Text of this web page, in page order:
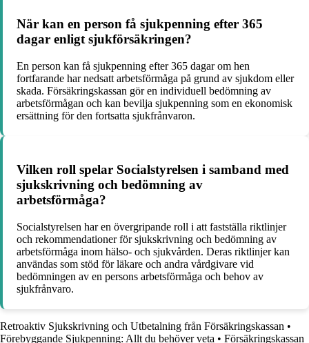
När kan en person få sjukpenning efter 365
dagar enligt sjukförsäkringen?
En person kan få sjukpenning efter 365 dagar om hen
fortfarande har nedsatt arbetsförmåga på grund av sjukdom eller
skada. Försäkringskassan gör en individuell bedömning av
arbetsförmågan och kan bevilja sjukpenning som en ekonomisk
ersättning för den fortsatta sjukfrånvaron.
Vilken roll spelar Socialstyrelsen i samband med
sjukskrivning och bedömning av
arbetsförmåga?
Socialstyrelsen har en övergripande roll i att fastställa riktlinjer
och rekommendationer för sjukskrivning och bedömning av
arbetsförmåga inom hälso- och sjukvården. Deras riktlinjer kan
användas som stöd för läkare och andra vårdgivare vid
bedömningen av en persons arbetsförmåga och behov av
sjukfrånvaro.
Retroaktiv Sjukskrivning och Utbetalning från Försäkringskassan •
Förebyggande Sjukpenning: Allt du behöver veta • Försäkringskassan